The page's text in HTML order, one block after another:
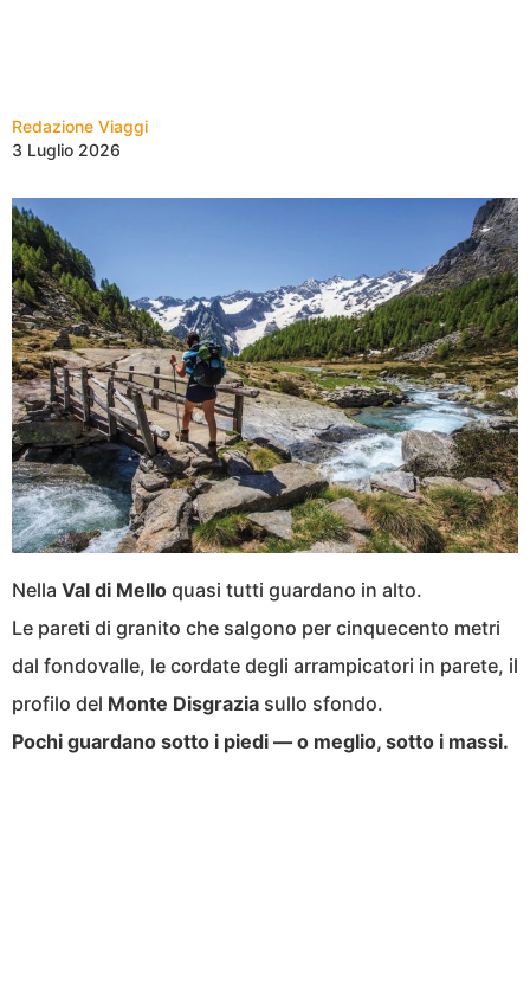
Redazione Viaggi
3 Luglio 2026
Nella Val di Mello quasi tutti guardano in alto.
Le pareti di granito che salgono per cinquecento metri
dal fondovalle, le cordate degli arrampicatori in parete, il
profilo del Monte Disgrazia sullo sfondo.
Pochi guardano sotto i piedi — o meglio, sotto i massi.